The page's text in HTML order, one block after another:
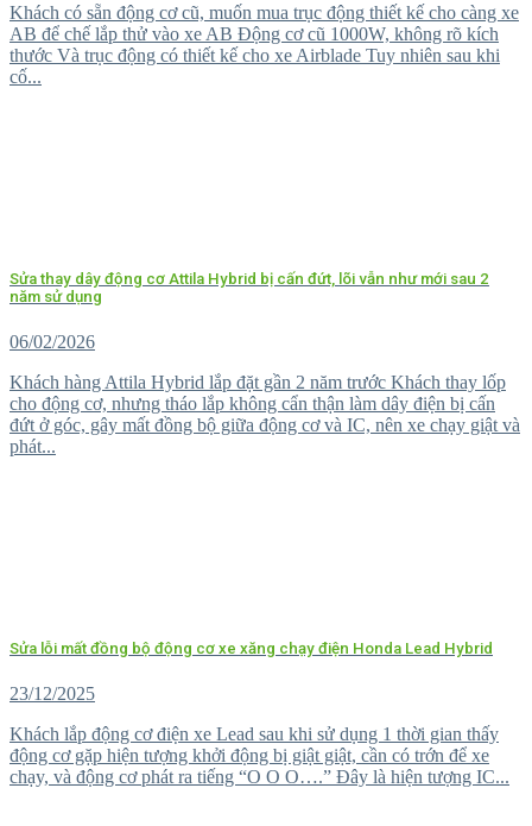
Khách có sẵn động cơ cũ, muốn mua trục động thiết kế cho càng xe
AB để chế lắp thử vào xe AB Động cơ cũ 1000W, không rõ kích
thước Và trục động có thiết kế cho xe Airblade Tuy nhiên sau khi
cố...
Sửa thay dây động cơ Attila Hybrid bị cấn đứt, lõi vẫn như mới sau 2
năm sử dụng
06/02/2026
Khách hàng Attila Hybrid lắp đặt gần 2 năm trước Khách thay lốp
cho động cơ, nhưng tháo lắp không cẩn thận làm dây điện bị cấn
đứt ở góc, gây mất đồng bộ giữa động cơ và IC, nên xe chạy giật và
phát...
Sửa lỗi mất đồng bộ động cơ xe xăng chạy điện Honda Lead Hybrid
23/12/2025
Khách lắp động cơ điện xe Lead sau khi sử dụng 1 thời gian thấy
động cơ gặp hiện tượng khởi động bị giật giật, cần có trớn để xe
chạy, và động cơ phát ra tiếng “O O O….” Đây là hiện tượng IC...